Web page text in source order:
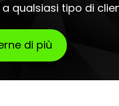
qualsiasi tipo di
di più